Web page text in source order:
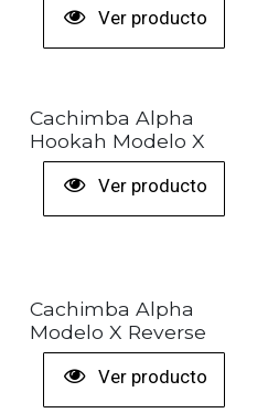
Ver producto
+ COLORES
Cachimba Alpha
Hookah Modelo X
Ver producto
+ COLORES
Cachimba Alpha
Modelo X Reverse
Ver producto